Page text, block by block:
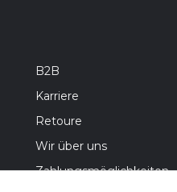
B2B
Karriere
Retoure
Wir über uns
Zahlungsmöglichkeiten